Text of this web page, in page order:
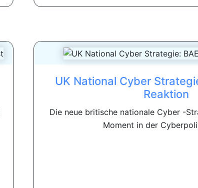
UK National Cyber
Reaktion
Die neue britische nationale Cyber ​​-
Moment in der